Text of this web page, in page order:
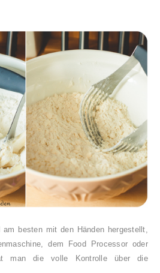
besten mit den Händen hergestellt,
dem Food Processor oder
man die volle Kontrolle über die